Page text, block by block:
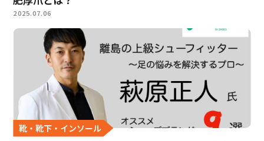
2025.07.06
靴・靴下・インソール